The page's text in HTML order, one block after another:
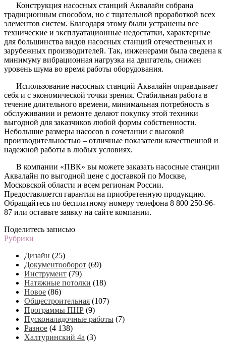
Конструкция насосных станций Аквалайн собрана
традиционным способом, но с тщательной проработкой всех
элементов систем. Благодаря этому были устранены все
технические и эксплуатационные недостатки, характерные
для большинства видов насосных станций отечественных и
зарубежных производителей. Так, инженерами была сведена к
минимуму вибрационная нагрузка на двигатель, снижен
уровень шума во время работы оборудования.
Использование насосных станций Аквалайн оправдывает
себя и с экономической точки зрения. Стабильная работа в
течение длительного времени, минимальная потребность в
обслуживании и ремонте делают покупку этой техники
выгодной для заказчиков любой формы собственности.
Небольшие размеры насосов в сочетании с высокой
производительностью – отличные показатели качественной и
надежной работы в любых условиях.
В компании «ПВК» вы можете заказать насосные станции
Аквалайн по выгодной цене с доставкой по Москве,
Московской области и всем регионам России.
Предоставляется гарантия на приобретенную продукцию.
Обращайтесь по бесплатному номеру телефона 8 800 250-96-
87 или оставьте заявку на сайте компании.
Поделитесь записью
Рубрики
Дизайн (25)
Документооборот (69)
Инструмент (79)
Натяжные потолки (18)
Новое (86)
Общестроительная (107)
Программы ПНР (9)
Пусконаладочные работы (7)
Разное (4 138)
Халтуринский 4а (3)